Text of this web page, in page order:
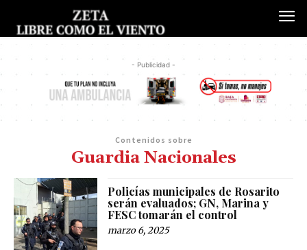
- Publicidad -
Contenidos sobre
Guardia Nacionales
Policías municipales de Rosarito
serán evaluados; GN, Marina y
FESC tomarán el control
marzo 6, 2025